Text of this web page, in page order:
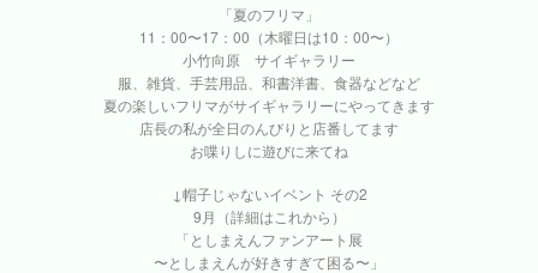
「夏のフリマ」
11：00〜17：00（木曜日は10：00〜）
小竹向原 サイギャラリー
服、雑貨、手芸用品、和書洋書、食器などなど
夏の楽しいフリマがサイギャラリーにやってきます
店長の私が全日のんびりと店番してます
お喋りしに遊びに来てね
↓帽子じゃないイベント その2
9月（詳細はこれから）
「としまえんファンアート展
〜としまえんが好きすぎて困る〜」